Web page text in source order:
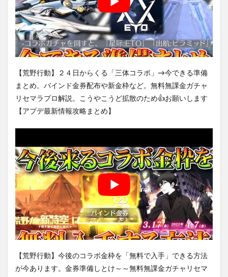
【荒野行動】２４日からくる「三体コラボ」→今できる準備
まとめ。バインド金券配布や新金枠など。無料無課金ガチャ
リセマラプロ解説。こうやこうど拡散のため👍お願いします
【アプデ最新情報攻略まとめ】
【荒野行動】今後のコラボ金枠を「無料で入手」できる方法
が今あります。金券準備しとけ～～無料無課金ガチャリセマ